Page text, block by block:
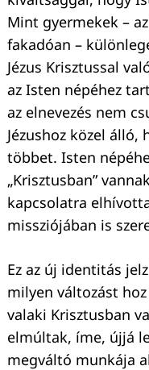
Mint gyermekek –
fakadóan –
Jézus Krisztussal
az Isten népéhez
az elnevezés nem
Jézushoz közel
többet. Isten
„Krisztusban”
kapcsolatra
missziójában is
Ez az új identitás
milyen változást
valaki Krisztusban
elmúltak, íme, újjá
megváltó munkája
Keresés: